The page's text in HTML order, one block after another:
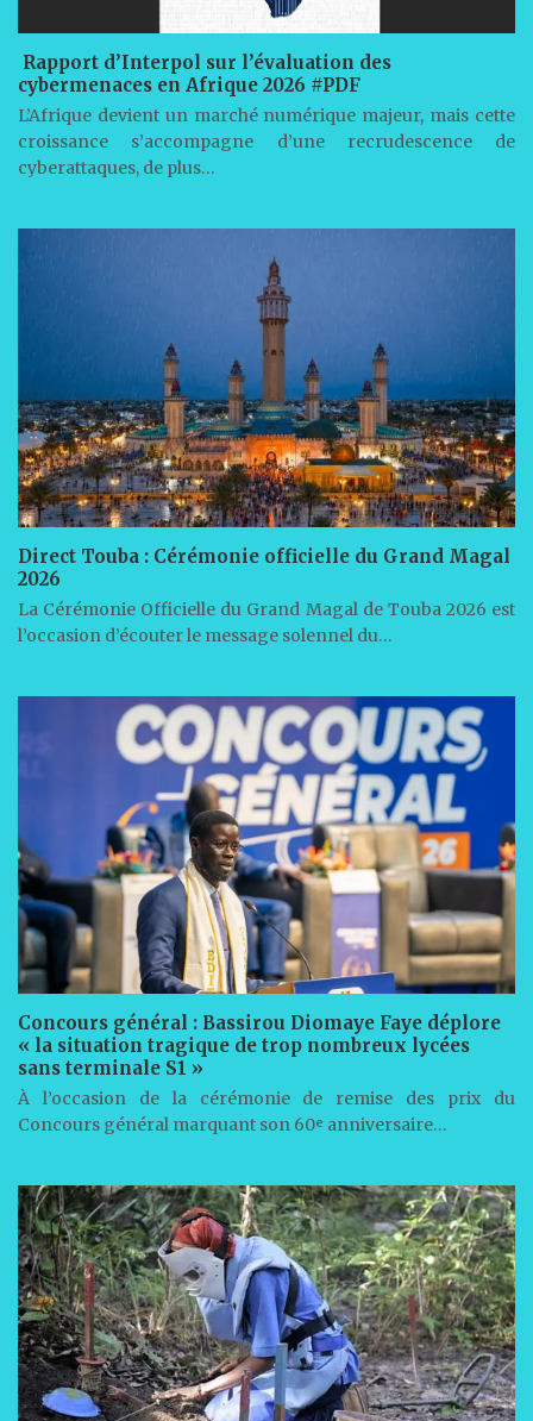
Rapport d’Interpol sur l’évaluation des
cybermenaces en Afrique 2026 #PDF
L’Afrique devient un marché numérique majeur, mais cette
croissance s’accompagne d’une recrudescence de
cyberattaques, de plus…
Direct Touba : Cérémonie officielle du Grand Magal
2026
La Cérémonie Officielle du Grand Magal de Touba 2026 est
l’occasion d’écouter le message solennel du…
Concours général : Bassirou Diomaye Faye déplore
« la situation tragique de trop nombreux lycées
sans terminale S1 »
À l’occasion de la cérémonie de remise des prix du
Concours général marquant son 60ᵉ anniversaire…